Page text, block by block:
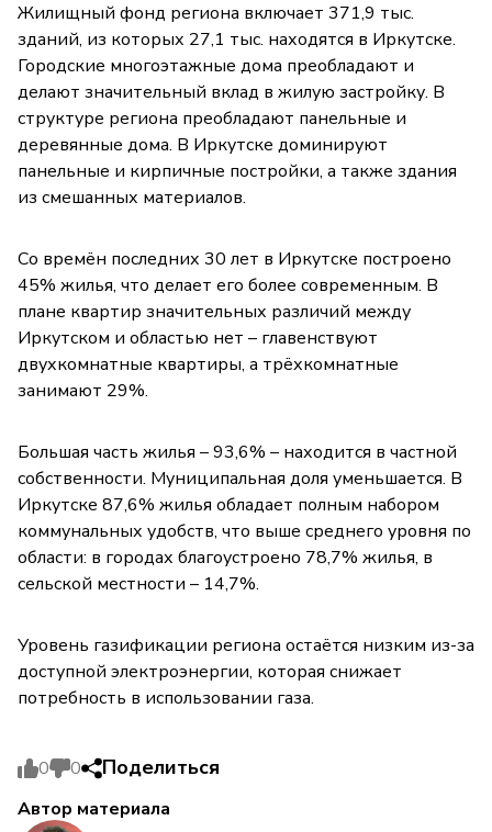
Жилищный фонд региона включает 371,9 тыс.
зданий, из которых 27,1 тыс. находятся в Иркутске.
Городские многоэтажные дома преобладают и
делают значительный вклад в жилую застройку. В
структуре региона преобладают панельные и
деревянные дома. В Иркутске доминируют
панельные и кирпичные постройки, а также здания
из смешанных материалов.
Со времён последних 30 лет в Иркутске построено
45% жилья, что делает его более современным. В
плане квартир значительных различий между
Иркутском и областью нет – главенствуют
двухкомнатные квартиры, а трёхкомнатные
занимают 29%.
Большая часть жилья – 93,6% – находится в частной
собственности. Муниципальная доля уменьшается. В
Иркутске 87,6% жилья обладает полным набором
коммунальных удобств, что выше среднего уровня по
области: в городах благоустроено 78,7% жилья, в
сельской местности – 14,7%.
Уровень газификации региона остаётся низким из-за
доступной электроэнергии, которая снижает
потребность в использовании газа.
0 0 Поделиться
Автор материала